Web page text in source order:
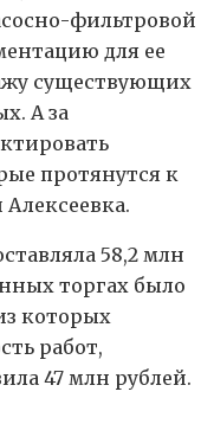
фильтровой
для ее
существующих
А за
протянутся к
58,2 млн
торгах было
которых
работ,
47 млн рублей.